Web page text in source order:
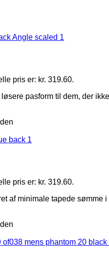
pris er: kr. 319.60.
pasform til dem, der
pris er: kr. 319.60.
af minimale tapede sømme